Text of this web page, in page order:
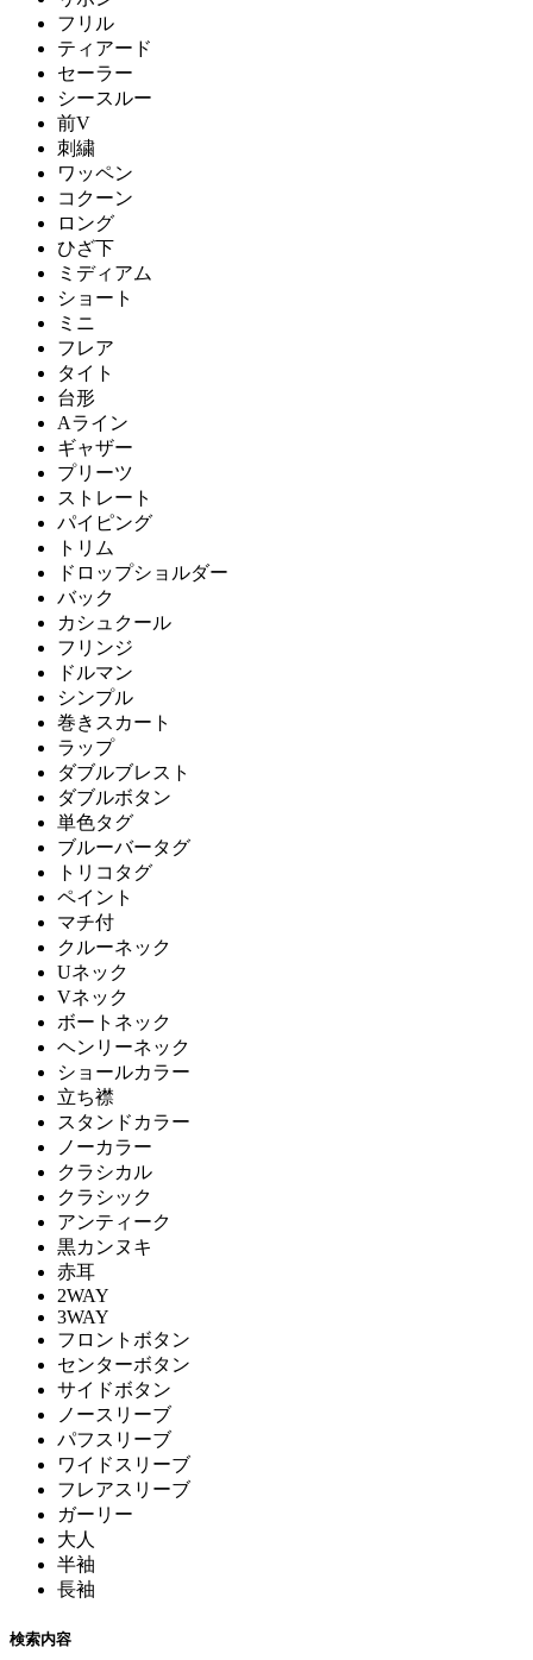
フリル
ティアード
セーラー
シースルー
前V
刺繍
ワッペン
コクーン
ロング
ひざ下
ミディアム
ショート
ミニ
フレア
タイト
台形
Aライン
ギャザー
プリーツ
ストレート
パイピング
トリム
ドロップショルダー
バック
カシュクール
フリンジ
ドルマン
シンプル
巻きスカート
ラップ
ダブルブレスト
ダブルボタン
単色タグ
ブルーバータグ
トリコタグ
ペイント
マチ付
クルーネック
Uネック
Vネック
ボートネック
ヘンリーネック
ショールカラー
立ち襟
スタンドカラー
ノーカラー
クラシカル
クラシック
アンティーク
黒カンヌキ
赤耳
2WAY
3WAY
フロントボタン
センターボタン
サイドボタン
ノースリーブ
パフスリーブ
ワイドスリーブ
フレアスリーブ
ガーリー
大人
半袖
長袖
検索内容